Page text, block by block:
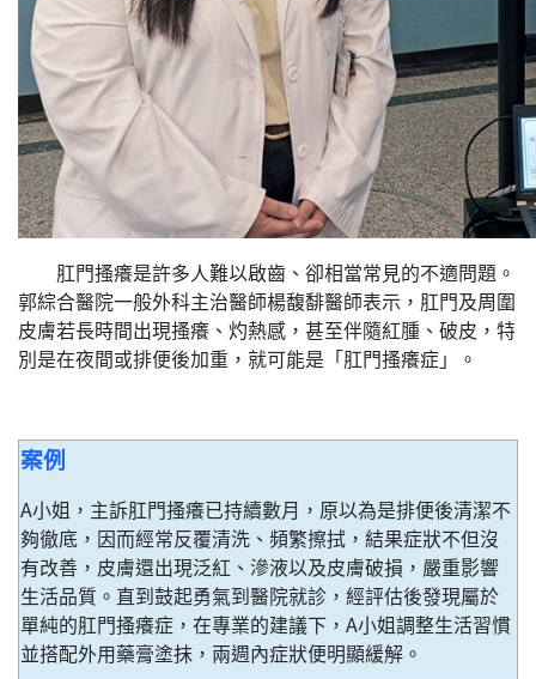
肛門搔癢是許多人難以啟齒、卻相當常見的不適問題。
郭綜合醫院一般外科主治醫師楊馥馡醫師表示，肛門及周圍
皮膚若長時間出現搔癢、灼熱感，甚至伴隨紅腫、破皮，特
別是在夜間或排便後加重，就可能是「肛門搔癢症」。
案例
A小姐，主訴肛門搔癢已持續數月，原以為是排便後清潔不
夠徹底，因而經常反覆清洗、頻繁擦拭，結果症狀不但沒
有改善，皮膚還出現泛紅、滲液以及皮膚破損，嚴重影響
生活品質。直到鼓起勇氣到醫院就診，經評估後發現屬於
單純的肛門搔癢症，在專業的建議下，A小姐調整生活習慣
並搭配外用藥膏塗抹，兩週內症狀便明顯緩解。